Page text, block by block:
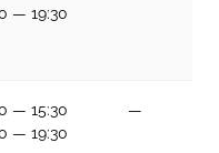
— 19:30
— 15:30
— 19:30
—